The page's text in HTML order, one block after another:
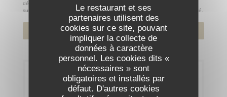
Le restaurant et ses
partenaires utilisent des
cookies sur ce site, pouvant
impliquer la collecte de
données à caractère
personnel. Les cookies dits «
nécessaires » sont
obligatoires et installés par
défaut. D'autres cookies
démarchage téléphonique Bloctel :
sur le traitement de vos données, consultez notrepolitique de confidentialité
Réservation